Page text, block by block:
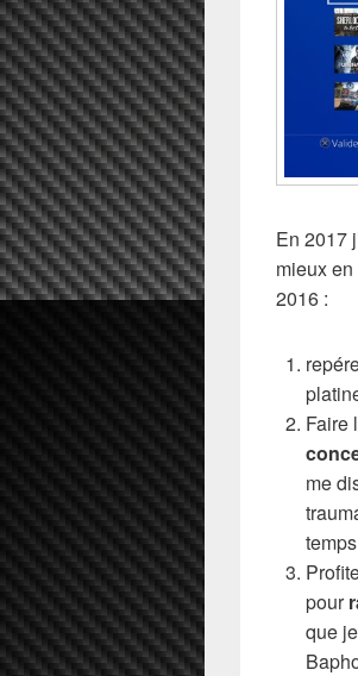
En 2017
mieux
2016 :
Faire
me
pour
que